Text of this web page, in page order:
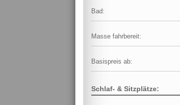
Bad:
Masse fahrbereit:
Basispreis ab:
Schlaf- & Sitzplätze: